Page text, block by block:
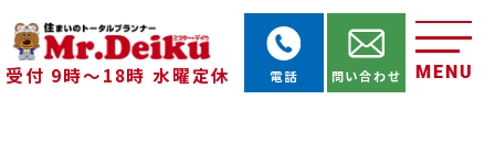
受付 9時～18時 水曜定休 MENU
電話 問い合わせ